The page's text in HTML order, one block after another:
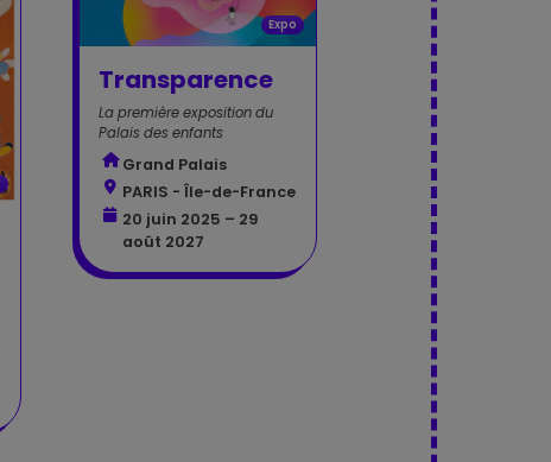
Expo
Transparence
La première exposition du
Palais des enfants
Grand Palais
PARIS - Île-de-France
20 juin 2025 – 29
août 2027